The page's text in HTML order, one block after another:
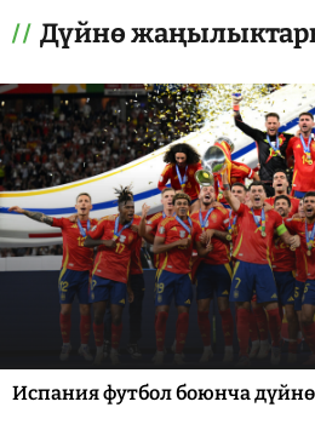
Дүйнө
Испания футбол боюнча